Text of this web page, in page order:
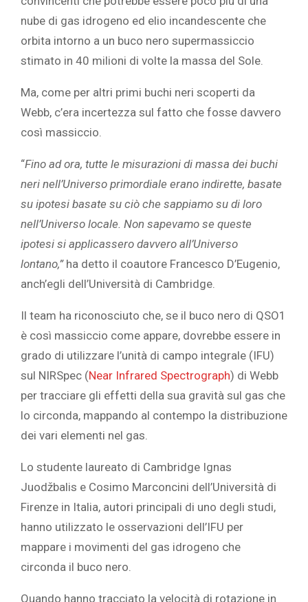
nube di gas idrogeno ed elio incandescente che
orbita intorno a un buco nero supermassiccio
stimato in 40 milioni di volte la massa del Sole.
Ma, come per altri primi buchi neri scoperti da
Webb, c’era incertezza sul fatto che fosse davvero
così massiccio.
“Fino ad ora, tutte le misurazioni di massa dei buchi
neri nell’Universo primordiale erano indirette, basate
su ipotesi basate su ciò che sappiamo su di loro
nell’Universo locale. Non sapevamo se queste
ipotesi si applicassero davvero all’Universo
lontano,” ha detto il coautore Francesco D’Eugenio,
anch’egli dell’Università di Cambridge.
Il team ha riconosciuto che, se il buco nero di QSO1
è così massiccio come appare, dovrebbe essere in
grado di utilizzare l’unità di campo integrale (IFU)
sul NIRSpec (Near Infrared Spectrograph) di Webb
per tracciare gli effetti della sua gravità sul gas che
lo circonda, mappando al contempo la distribuzione
dei vari elementi nel gas.
Lo studente laureato di Cambridge Ignas
Juodžbalis e Cosimo Marconcini dell’Università di
Firenze in Italia, autori principali di uno degli studi,
hanno utilizzato le osservazioni dell’IFU per
mappare i movimenti del gas idrogeno che
circonda il buco nero.
Quando hanno tracciato la velocità di rotazione in